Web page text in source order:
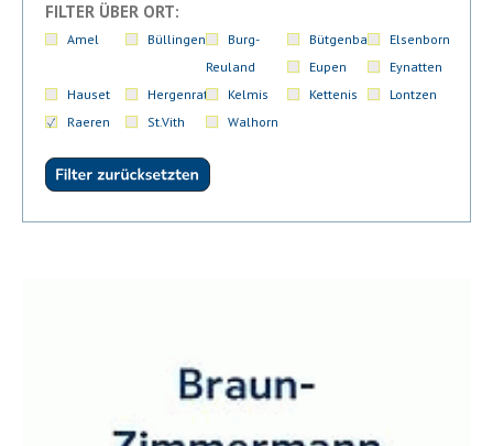
FILTER ÜBER ORT:
Amel Büllingen
Burg-
Reuland
Bütgenbach
Elsenborn
Eupen
Eynatten
Hauset
Hergenrath Kelmis Kettenis
Lontzen
Raeren
St.Vith Walhorn